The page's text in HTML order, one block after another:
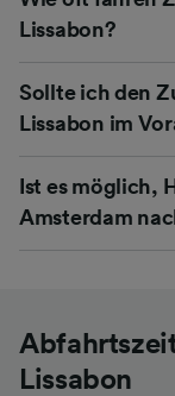
Lissabon?
Sollte ich den
Lissabon im
Ist es möglich,
Amsterdam
Lissabon